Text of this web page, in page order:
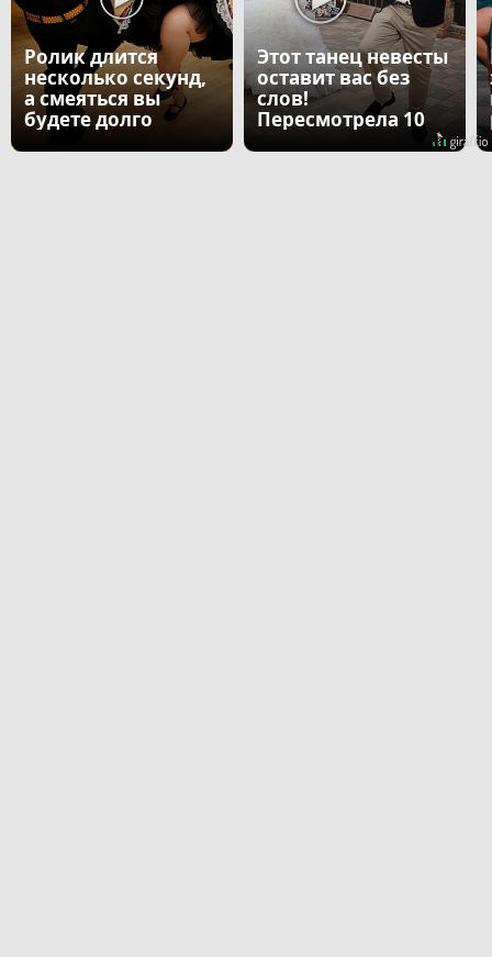
Ролик длится
несколько секунд,
а смеяться вы
будете долго
Этот танец невесты
оставит вас без
слов!
Пересмотрела 10